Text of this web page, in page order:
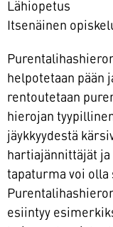
Lähiopetus
Itsenäinen
helpotetaan pään
rentoutetaan
hierojan
jäykkyydestä
hartiajännittäjät
tapaturma voi olla
esiintyy